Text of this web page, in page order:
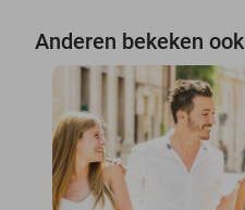
Anderen bekeken ook